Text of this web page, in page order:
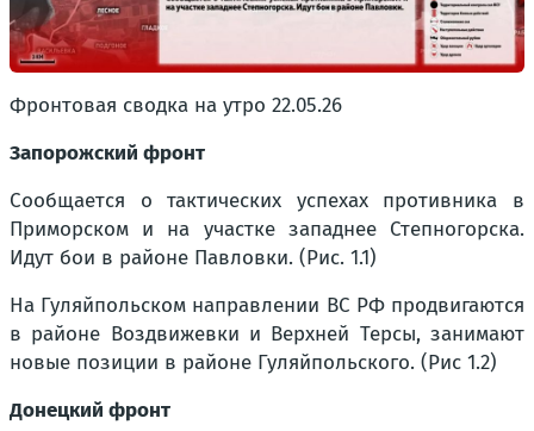
Фронтовая сводка на утро 22.05.26
Запорожский фронт
Сообщается о тактических успехах противника в
Приморском и на участке западнее Степногорска.
Идут бои в районе Павловки. (Рис. 1.1)
На Гуляйпольском направлении ВС РФ продвигаются
в районе Воздвижевки и Верхней Терсы, занимают
новые позиции в районе Гуляйпольского. (Рис 1.2)
Донецкий фронт